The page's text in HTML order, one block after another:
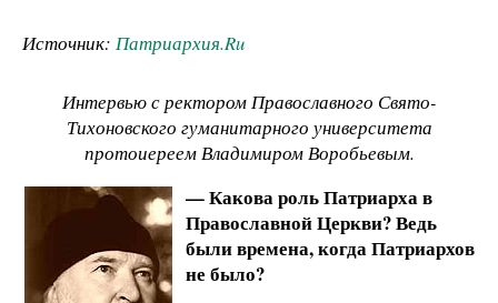
Источник: Патриархия.Ru
Интервью с ректором Православного Свято-
Тихоновского гуманитарного университета
протоиереем Владимиром Воробьевым.
— Какова роль Патриарха в
Православной Церкви? Ведь
были времена, когда Патриархов
не было?